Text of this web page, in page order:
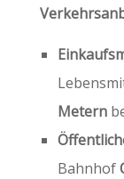
Metern
Bahnhof